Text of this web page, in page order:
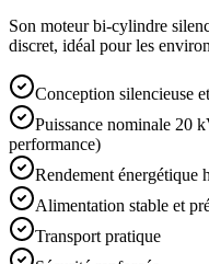
Son moteur bi-cylindre
discret, idéal pour les
Conception silencieuse
Puissance nominale 20
performance)
Rendement énergétique
Alimentation stable et
Transport pratique